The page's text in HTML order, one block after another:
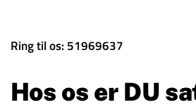
Ring til os: 51969637
Hos os er DU